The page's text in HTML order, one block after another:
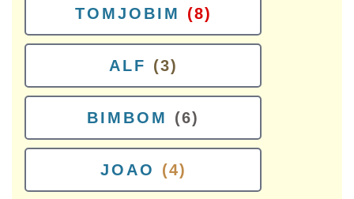
TOMJOBIM (8)
ALF (3)
BIMBOM (6)
JOAO (4)